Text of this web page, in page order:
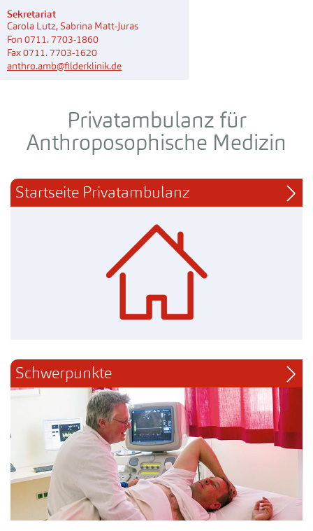
Sekretariat
Carola Lutz, Sabrina Matt-Juras
Fon 0711. 7703-1860
Fax 0711. 7703-1620
anthro.amb@filderklinik.de
Privatambulanz für
Anthroposophische Medizin
Startseite Privatambulanz
Schwerpunkte